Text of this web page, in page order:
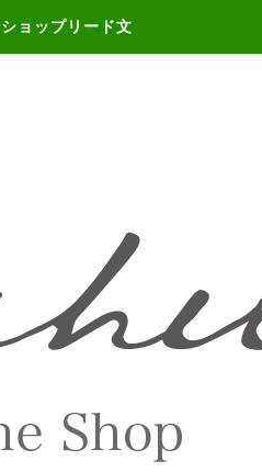
ショップリード文